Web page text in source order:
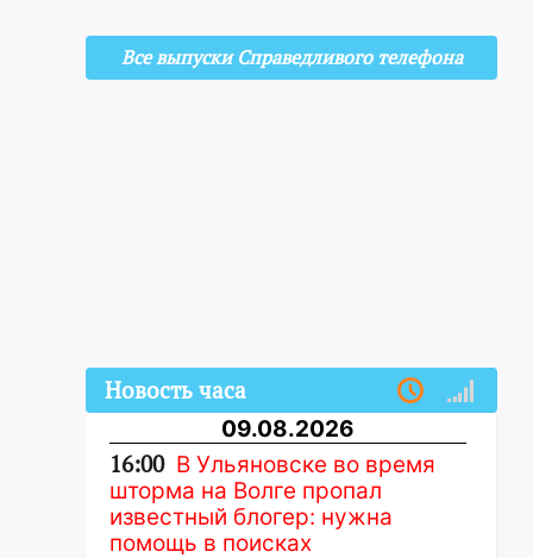
Все выпуски Справедливого телефона
Новость часа
09.08.2026
16:00 В Ульяновске во время
шторма на Волге пропал
известный блогер: нужна
помощь в поисках